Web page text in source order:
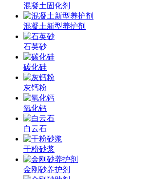
混凝土固化剂
混凝土新型养护剂
石英砂
碳化硅
灰钙粉
氧化钙
白云石
干粉砂浆
金刚砂养护剂